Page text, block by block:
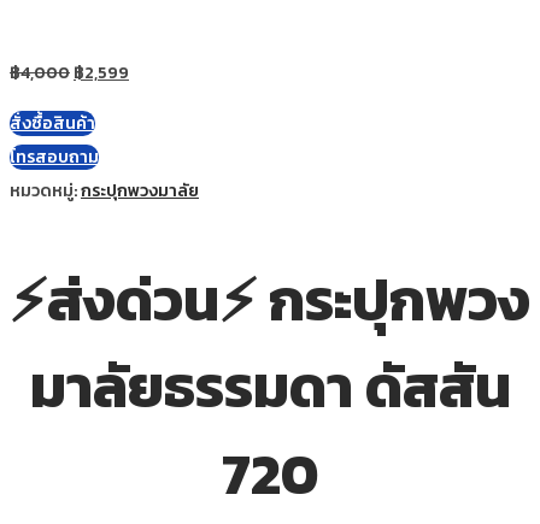
฿4,000฿2,599
สั่งซื้อสินค้า
โทรสอบถาม
หมวดหมู่:กระปุกพวงมาลัย
⚡ส่งด่วน⚡ กระปุกพวง
มาลัยธรรมดา ดัสสัน
720